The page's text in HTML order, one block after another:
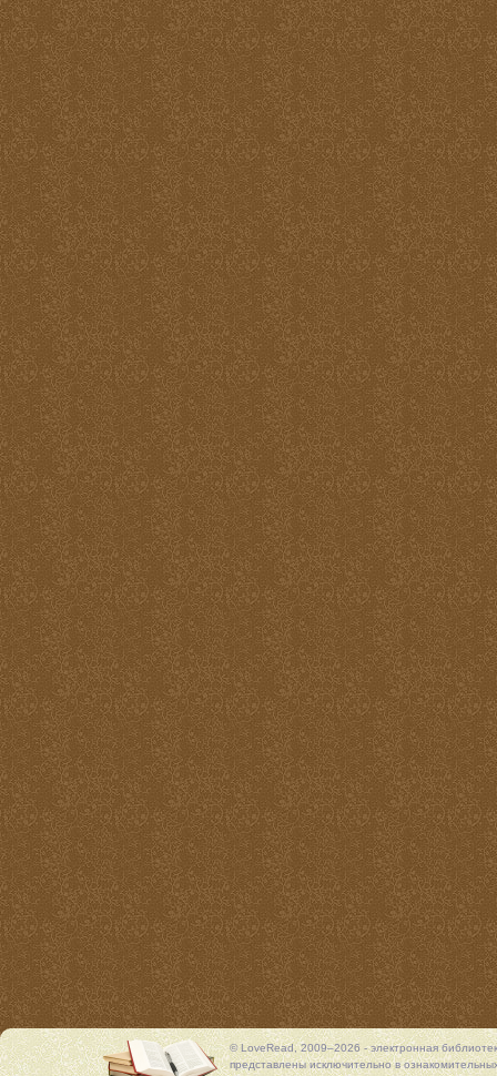
© LoveRead, 2009–2026 - электронная
представлены исключительно в